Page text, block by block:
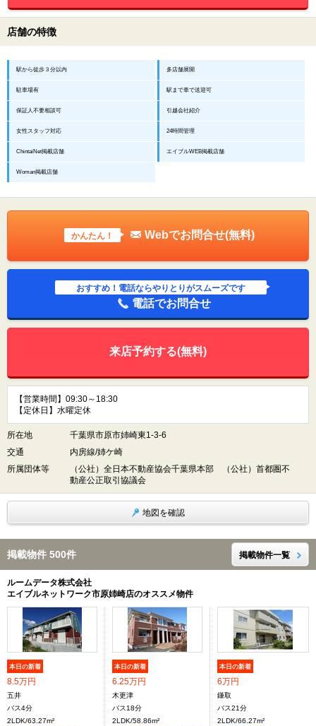
店舗の特徴
駅から徒歩３分以内 多店舗展開
駐車場有 駅まで車で送迎可
保証人不要相談可 引越会社紹介
女性スタッフ対応 24時間管理
ChintaiNet掲載店舗 エイブルWEB掲載店舗
Woman掲載店舗
かんたん！ Webでお問合せ(無料)
おすすめ！電話ならやりとりがスムーズです
電話でお問合せ
来店予約する(無料)
【営業時間】09:30～18:30
【定休日】水曜定休
所在地
千葉県市原市姉崎東1-3-6
交通
内房線/姉ケ崎
所属団体等
（公社）全日本不動産協会千葉県本部 （公社）首都圏不
動産公正取引協議会
地図を確認
掲載物件 500件 掲載物件一覧
ルームデータ株式会社
エイブルネットワーク市原姉崎店のオススメ物件
本日の新着
8.5万円
五井
バス4分
2LDK/63.27m²
本日の新着
6.25万円
木更津
バス18分
2LDK/58.86m²
本日の新着
6万円
鎌取
バス21分
2LDK/66.27m²